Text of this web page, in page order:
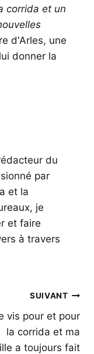
corrida et un
d'Arles, une
donner la
du
par
et la
je
et faire
à travers
SUIVANT
vis pour et pour
la corrida et ma
a toujours fait